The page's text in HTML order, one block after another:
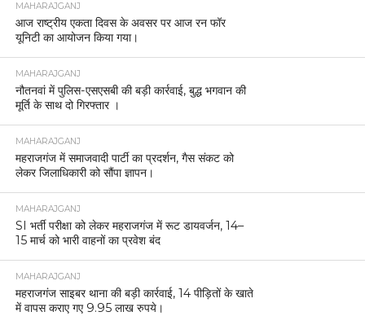
MAHARAJGANJ
आज राष्ट्रीय एकता दिवस के अवसर पर आज रन फॉर
यूनिटी का आयोजन किया गया।
MAHARAJGANJ
नौतनवां में पुलिस-एसएसबी की बड़ी कार्रवाई, बुद्ध भगवान की
मूर्ति के साथ दो गिरफ्तार ।
MAHARAJGANJ
महराजगंज में समाजवादी पार्टी का प्रदर्शन, गैस संकट को
लेकर जिलाधिकारी को सौंपा ज्ञापन।
MAHARAJGANJ
SI भर्ती परीक्षा को लेकर महराजगंज में रूट डायवर्जन, 14–
15 मार्च को भारी वाहनों का प्रवेश बंद
MAHARAJGANJ
महराजगंज साइबर थाना की बड़ी कार्रवाई, 14 पीड़ितों के खाते
में वापस कराए गए 9.95 लाख रुपये।